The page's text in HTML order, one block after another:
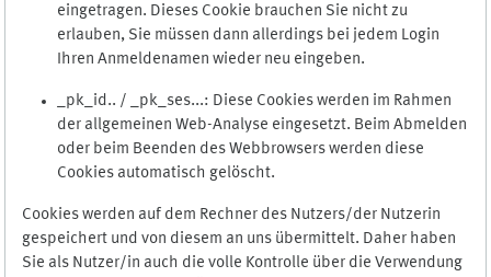
eingetragen. Dieses Cookie brauchen Sie nicht zu
erlauben, Sie müssen dann allerdings bei jedem Login
Ihren Anmeldenamen wieder neu eingeben.
_pk_id.. / _pk_ses...: Diese Cookies werden im Rahmen
der allgemeinen Web-Analyse eingesetzt. Beim Abmelden
oder beim Beenden des Webbrowsers werden diese
Cookies automatisch gelöscht.
Cookies werden auf dem Rechner des Nutzers/der Nutzerin
gespeichert und von diesem an uns übermittelt. Daher haben
Sie als Nutzer/in auch die volle Kontrolle über die Verwendung